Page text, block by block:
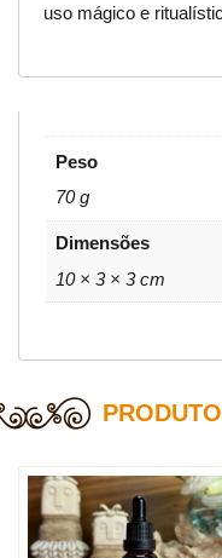
uso mágico e
Peso
70 g
Dimensões
10 × 3 × 3 cm